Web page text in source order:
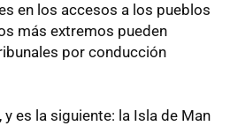
en los accesos a los pueblos
más extremos pueden
por conducción
es la siguiente: la Isla de Man